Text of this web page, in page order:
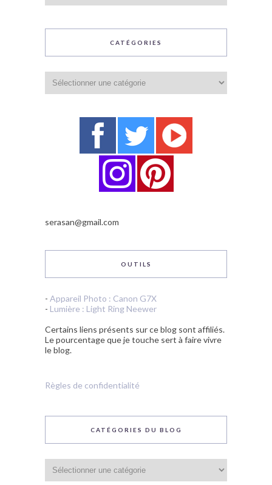
CATÉGORIES
serasan@gmail.com
OUTILS
- Appareil Photo : Canon G7X
- Lumière : Light Ring Neewer
Certains liens présents sur ce blog sont affiliés.
Le pourcentage que je touche sert à faire vivre
le blog.
Règles de confidentialité
CATÉGORIES DU BLOG
du